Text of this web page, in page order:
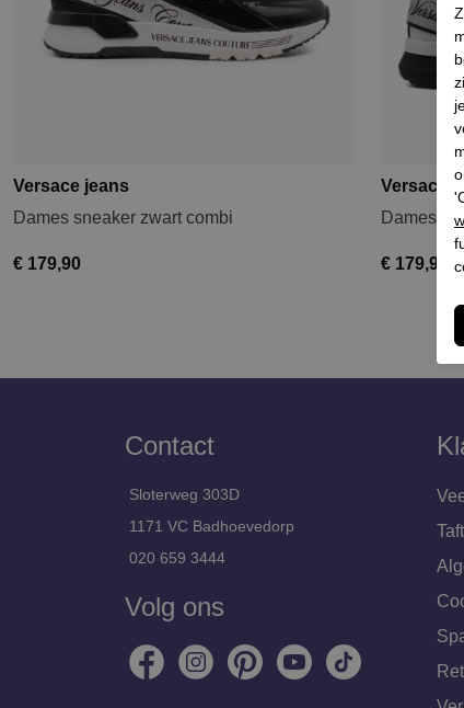
Versace jeans
Dames sneaker zwart combi
€ 179,90
Versace
Dames
€ 179,90
Contact
Sloterweg 303D
1171 VC Badhoevedorp
020 659 3444
Volg ons